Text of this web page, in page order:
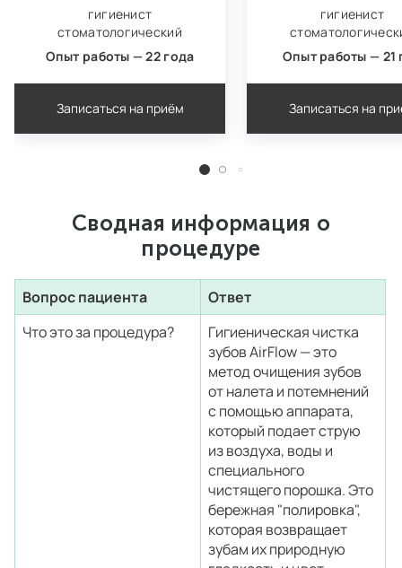
гигиенист
стоматологический
Опыт работы — 22 года
Записаться на приём
гигиенист
Опыт работы — 21
Записаться на
Сводная информация о
процедуре
Вопрос пациента
Ответ
Что это за процедура?
Гигиеническая чистка
зубов AirFlow — это
метод очищения зубов
от налета и потемнений
с помощью аппарата,
который подает струю
из воздуха, воды и
специального
чистящего порошка. Это
бережная "полировка",
которая возвращает
зубам их природную